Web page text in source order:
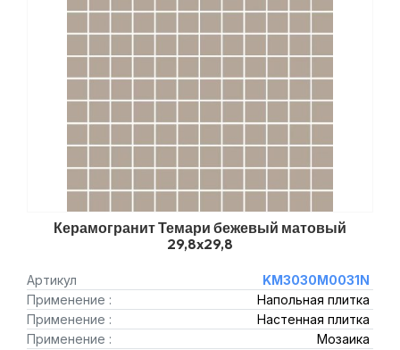
Керамогранит Темари бежевый матовый
29,8x29,8
Артикул
KM3030M0031N
Применение :
Напольная плитка
Применение :
Настенная плитка
Применение :
Мозаика